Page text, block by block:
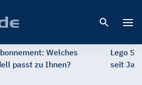
Welches
passt zu Ihnen?
Lego
seit